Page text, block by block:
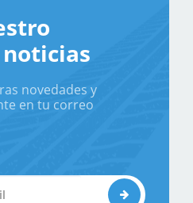
novedades y
en tu correo